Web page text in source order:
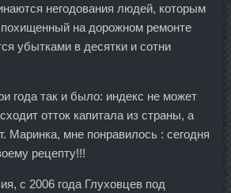
негодования людей, которым
на дорожном ремонте
убытками в десятки и сотни
года так и было: индекс не может
отток капитала из страны, а
Маринка, мне понравилось : сегодня
рецепту!!!
с 2006 года Глуховцев под